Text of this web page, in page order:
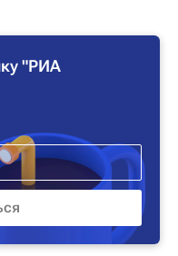
"РИА